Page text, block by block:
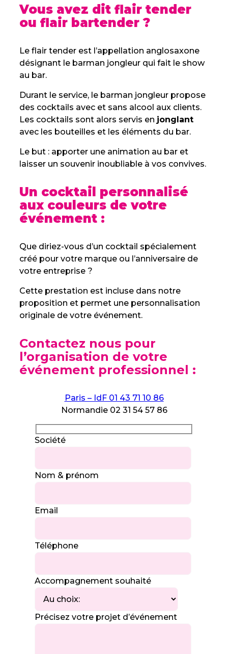
Vous avez dit flair tender
ou flair bartender ?
Le flair tender est l’appellation anglosaxone
désignant le barman jongleur qui fait le show
au bar.
Durant le service, le barman jongleur propose
des cocktails avec et sans alcool aux clients.
Les cocktails sont alors servis en jonglant
avec les bouteilles et les éléments du bar.
Le but : apporter une animation au bar et
laisser un souvenir inoubliable à vos convives.
Un cocktail personnalisé
aux couleurs de votre
événement :
Que diriez-vous d’un cocktail spécialement
créé pour votre marque ou l’anniversaire de
votre entreprise ?
Cette prestation est incluse dans notre
proposition et permet une personnalisation
originale de votre événement.
Contactez nous pour
l’organisation de votre
événement professionnel :
Paris – IdF 01 43 71 10 86
Normandie 02 31 54 57 86
Société
Nom & prénom
Email
Téléphone
Accompagnement souhaité
Précisez votre projet d’événement